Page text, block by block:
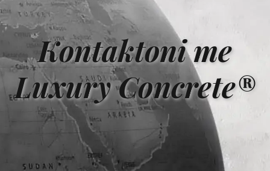
Kontaktoni me
Luxury Concrete®